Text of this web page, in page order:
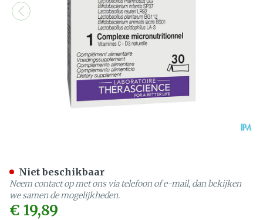
€ 19,89
Niet beschikbaar
Neem contact op met ons via telefoon of e-mail, dan bekijken
we samen de mogelijkheden.